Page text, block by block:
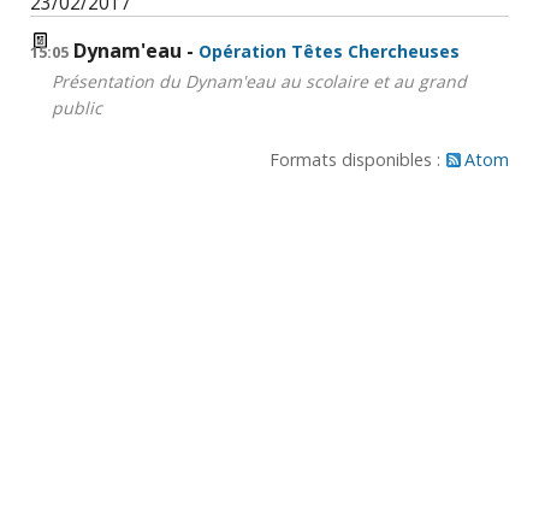
15:05 Dynam'eau
Opération Têtes Chercheuses
Présentation du Dynam'eau au scolaire et au grand
public
Formats disponibles : Atom